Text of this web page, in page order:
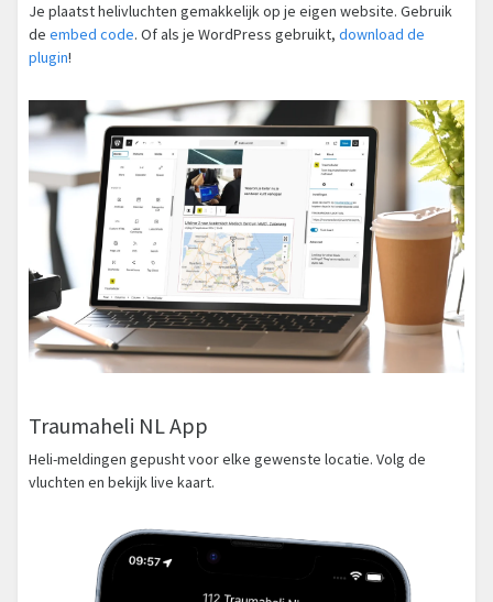
Je plaatst helivluchten gemakkelijk op je eigen website. Gebruik
de embed code. Of als je WordPress gebruikt, download de
plugin!
Traumaheli NL App
Heli-meldingen gepusht voor elke gewenste locatie. Volg de
vluchten en bekijk live kaart.